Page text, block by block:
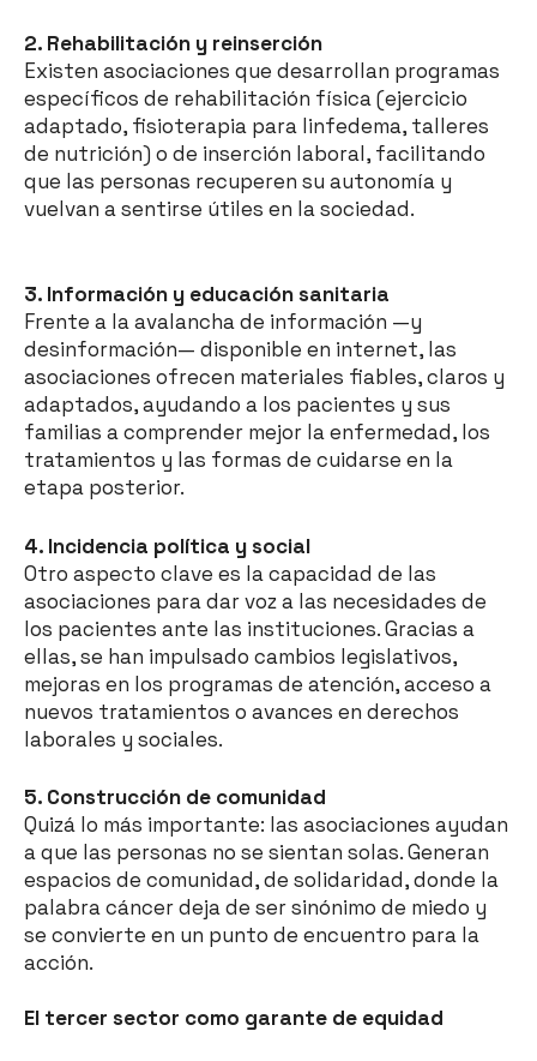
2. Rehabilitación y reinserción
Existen asociaciones que desarrollan programas
específicos de rehabilitación física (ejercicio
adaptado, fisioterapia para linfedema, talleres
de nutrición) o de inserción laboral, facilitando
que las personas recuperen su autonomía y
vuelvan a sentirse útiles en la sociedad.
3. Información y educación sanitaria
Frente a la avalancha de información —y
desinformación— disponible en internet, las
asociaciones ofrecen materiales fiables, claros y
adaptados, ayudando a los pacientes y sus
familias a comprender mejor la enfermedad, los
tratamientos y las formas de cuidarse en la
etapa posterior.
4. Incidencia política y social
Otro aspecto clave es la capacidad de las
asociaciones para dar voz a las necesidades de
los pacientes ante las instituciones. Gracias a
ellas, se han impulsado cambios legislativos,
mejoras en los programas de atención, acceso a
nuevos tratamientos o avances en derechos
laborales y sociales.
5. Construcción de comunidad
Quizá lo más importante: las asociaciones ayudan
a que las personas no se sientan solas. Generan
espacios de comunidad, de solidaridad, donde la
palabra cáncer deja de ser sinónimo de miedo y
se convierte en un punto de encuentro para la
acción.
El tercer sector como garante de equidad